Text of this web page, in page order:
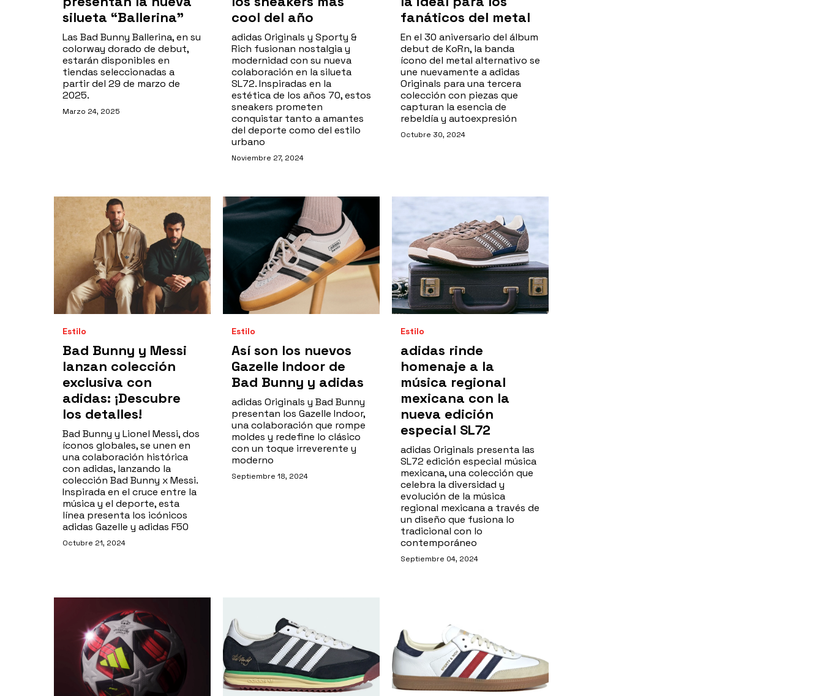
silueta “Ballerina”
Las Bad Bunny Ballerina, en su
colorway dorado de debut,
estarán disponibles en
tiendas seleccionadas a
partir del 29 de marzo de
2025.
Marzo 24, 2025
cool del año
adidas Originals y Sporty &
Rich fusionan nostalgia y
modernidad con su nueva
colaboración en la silueta
SL72. Inspiradas en la
estética de los años 70, estos
sneakers prometen
conquistar tanto a amantes
del deporte como del estilo
urbano
Noviembre 27, 2024
fanáticos del metal
En el 30 aniversario del álbum
debut de KoRn, la banda
ícono del metal alternativo se
une nuevamente a adidas
Originals para una tercera
colección con piezas que
capturan la esencia de
rebeldía y autoexpresión
Octubre 30, 2024
Estilo
Bad Bunny y Messi
lanzan colección
exclusiva con
adidas: ¡Descubre
los detalles!
Bad Bunny y Lionel Messi, dos
íconos globales, se unen en
una colaboración histórica
con adidas, lanzando la
colección Bad Bunny x Messi.
Inspirada en el cruce entre la
música y el deporte, esta
línea presenta los icónicos
adidas Gazelle y adidas F50
Octubre 21, 2024
Estilo
Así son los nuevos
Gazelle Indoor de
Bad Bunny y adidas
adidas Originals y Bad Bunny
presentan los Gazelle Indoor,
una colaboración que rompe
moldes y redefine lo clásico
con un toque irreverente y
moderno
Septiembre 18, 2024
Estilo
adidas rinde
homenaje a la
música regional
mexicana con la
nueva edición
especial SL72
adidas Originals presenta las
SL72 edición especial música
mexicana, una colección que
celebra la diversidad y
evolución de la música
regional mexicana a través de
un diseño que fusiona lo
tradicional con lo
contemporáneo
Septiembre 04, 2024